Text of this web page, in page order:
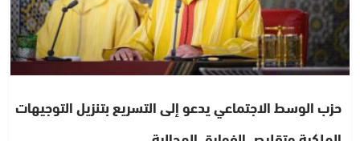
حزب الوسط الاجتماعي يدعو إلى التسريع بتنزيل التوجيهات